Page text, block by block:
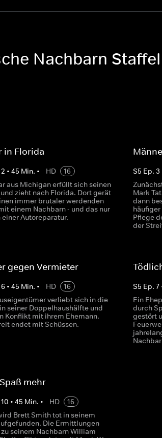
Nachbarn
in Florida
2 •45 Min. • HD
16
aus Michigan erfüllt sich seinen
zieht nach Florida. Dort gerät
immer brutaler werdenden
einem Nachbarn - und das nur
einer Autoreparatur.
S5 Ep. 3
Mark
dann
Pflege
der
gegen Vermieter
6 •45 Min. • HD
16
verliebt sich in die
seiner Doppelhaushälfte und
Konflikt mit ihrem Ehemann.
endet mit Schüssen.
S5 Ep. 7
Ein
durch
gestört
mehr
10 •45 Min. • HD
16
Brett Smith tot in seinem
Die Ermittlungen
seinem Nachbarn William